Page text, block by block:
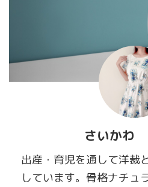
さいかわ
出産・育児を通して洋裁
しています。骨格ナチュ